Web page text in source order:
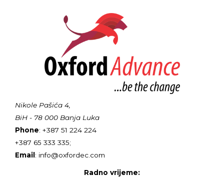
Nikole Pašića 4,
BiH - 78 000 Banja Luka
Phone: +387 51 224 224
+387 65 333 335;
Email: info@oxfordec.com
Radno vrijeme: